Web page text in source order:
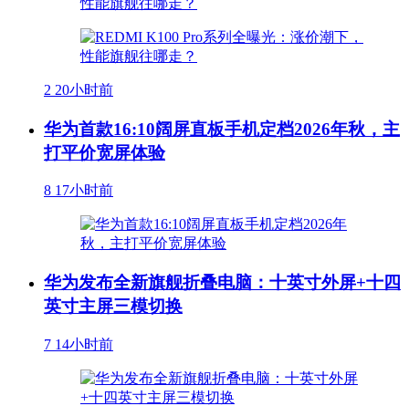
2 20小时前
华为首款16:10阔屏直板手机定档2026年秋，主
打平价宽屏体验
8 17小时前
华为发布全新旗舰折叠电脑：十英寸外屏+十四
英寸主屏三模切换
7 14小时前